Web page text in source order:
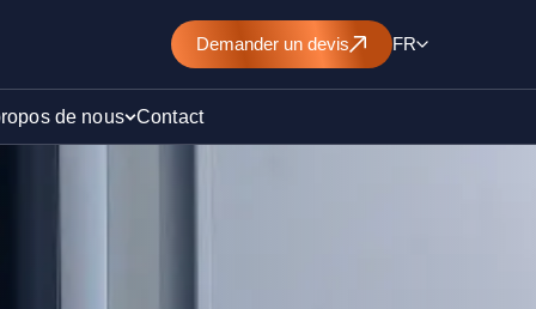
Demander un devis FR
de
de nous Contact